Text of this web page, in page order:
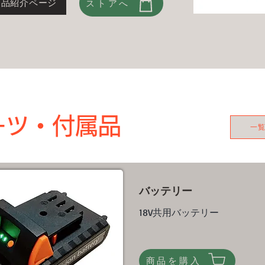
紹介ページ ストアへ
ツ・​付属品 一
バッテリー
18V共用バッテリー
商品を購入